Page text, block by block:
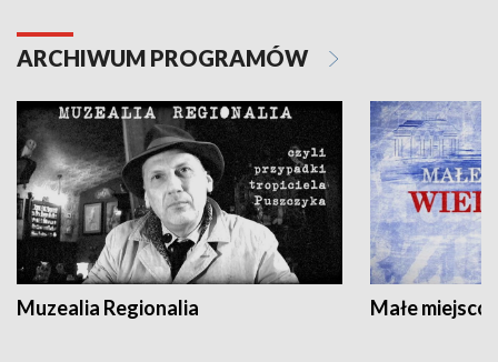
ARCHIWUM PROGRAMÓW
Muzealia Regionalia Małe